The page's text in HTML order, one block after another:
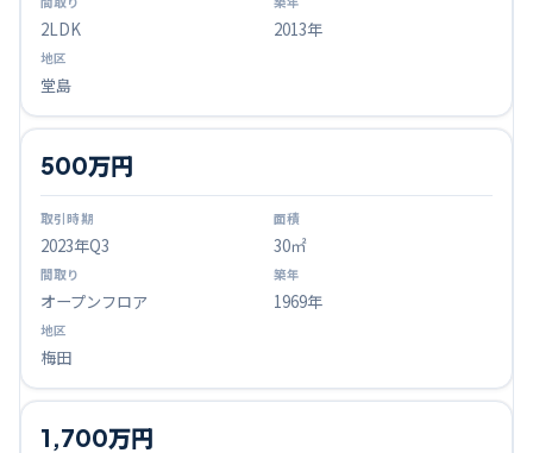
2LDK 2013年
堂島
2023年Q3
500万円
30㎡
オープンフロア 1969年
梅田
1,700万円